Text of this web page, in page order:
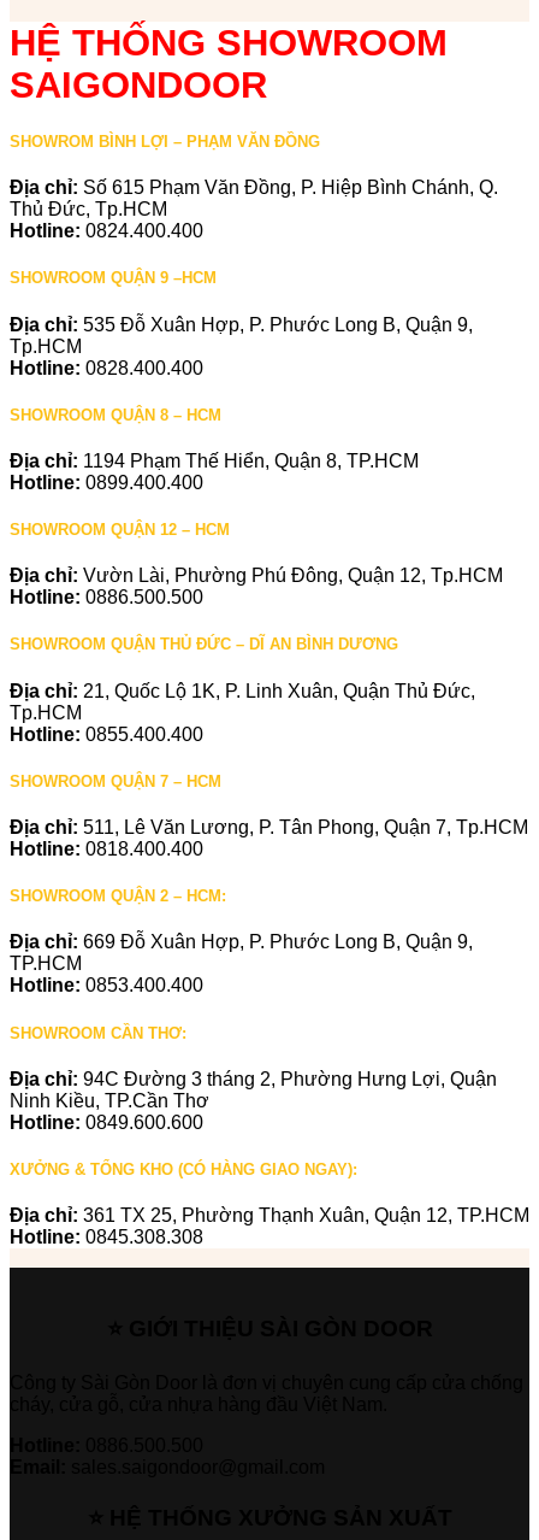
HỆ THỐNG SHOWROOM
SAIGONDOOR
SHOWROM BÌNH LỢI – PHẠM VĂN ĐỒNG
Địa chỉ: Số 615 Phạm Văn Đồng, P. Hiệp Bình Chánh, Q.
Thủ Đức, Tp.HCM
Hotline: 0824.400.400
SHOWROOM QUẬN 9 –HCM
Địa chỉ: 535 Đỗ Xuân Hợp, P. Phước Long B, Quận 9,
Tp.HCM
Hotline: 0828.400.400
SHOWROOM QUẬN 8 – HCM
Địa chỉ: 1194 Phạm Thế Hiển, Quận 8, TP.HCM
Hotline: 0899.400.400
SHOWROOM QUẬN 12 – HCM
Địa chỉ: Vườn Lài, Phường Phú Đông, Quận 12, Tp.HCM
Hotline: 0886.500.500
SHOWROOM QUẬN THỦ ĐỨC – DĨ AN BÌNH DƯƠNG
Địa chỉ: 21, Quốc Lộ 1K, P. Linh Xuân, Quận Thủ Đức,
Tp.HCM
Hotline: 0855.400.400
SHOWROOM QUẬN 7 – HCM
Địa chỉ: 511, Lê Văn Lương, P. Tân Phong, Quận 7, Tp.HCM
Hotline: 0818.400.400
SHOWROOM QUẬN 2 – HCM:
Địa chỉ: 669 Đỗ Xuân Hợp, P. Phước Long B, Quận 9,
TP.HCM
Hotline: 0853.400.400
SHOWROOM CẦN THƠ:
Địa chỉ: 94C Đường 3 tháng 2, Phường Hưng Lợi, Quận
Ninh Kiều, TP.Cần Thơ
Hotline: 0849.600.600
XƯỞNG & TỔNG KHO (CÓ HÀNG GIAO NGAY):
Địa chỉ: 361 TX 25, Phường Thạnh Xuân, Quận 12, TP.HCM
Hotline: 0845.308.308